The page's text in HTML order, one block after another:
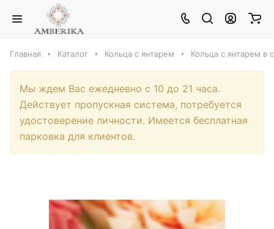
Главная Каталог Кольца с янтарем Кольца с янтарем в
Мы ждем Вас ежедневно с 10 до 21 часа.
Действует пропускная система, потребуется
удостоверение личности. Имеется бесплатная
парковка для клиентов.